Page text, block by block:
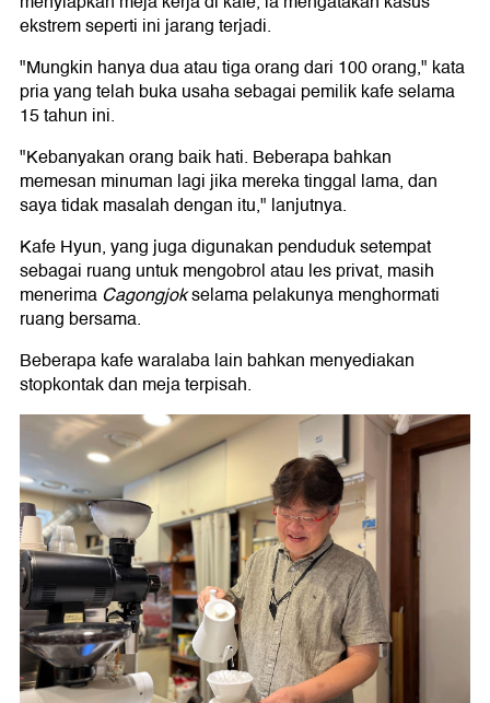
ekstrem seperti ini jarang terjadi.
"Mungkin hanya dua atau tiga orang dari 100 orang," kata
pria yang telah buka usaha sebagai pemilik kafe selama
15 tahun ini.
"Kebanyakan orang baik hati. Beberapa bahkan
memesan minuman lagi jika mereka tinggal lama, dan
saya tidak masalah dengan itu," lanjutnya.
Kafe Hyun, yang juga digunakan penduduk setempat
sebagai ruang untuk mengobrol atau les privat, masih
menerimaCagongjokselama pelakunya menghormati
ruang bersama.
Beberapa kafe waralaba lain bahkan menyediakan
stopkontak dan meja terpisah.